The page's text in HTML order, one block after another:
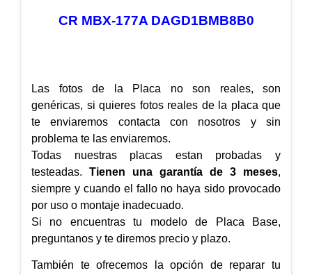
CR MBX-177A DAGD1BMB8B0
Las fotos de la Placa no son reales, son
genéricas, si quieres fotos reales de la placa que
te enviaremos contacta con nosotros y sin
problema te las enviaremos.
Todas nuestras placas estan probadas y
testeadas. Tienen una garantía de 3 meses,
siempre y cuando el fallo no haya sido provocado
por uso o montaje inadecuado.
Si no encuentras tu modelo de Placa Base,
preguntanos y te diremos precio y plazo.
También te ofrecemos la opción de reparar tu